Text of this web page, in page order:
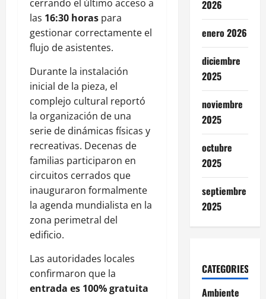
cerrando el último acceso a
las 16:30 horas para
gestionar correctamente el
flujo de asistentes.
Durante la instalación
inicial de la pieza, el
complejo cultural reportó
la organización de una
serie de dinámicas físicas y
recreativas. Decenas de
familias participaron en
circuitos cerrados que
inauguraron formalmente
la agenda mundialista en la
zona perimetral del
edificio.
Las autoridades locales
confirmaron que la
entrada es 100% gratuita
2026
enero 2026
diciembre
2025
noviembre
2025
octubre
2025
septiembre
2025
CATEGORIES
Ambiente